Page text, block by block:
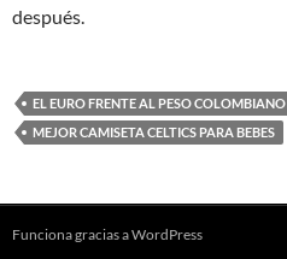
después.
EL EURO FRENTE AL PESO COLOMBIANO
MEJOR CAMISETA CELTICS PARA BEBES
Funciona gracias a WordPress